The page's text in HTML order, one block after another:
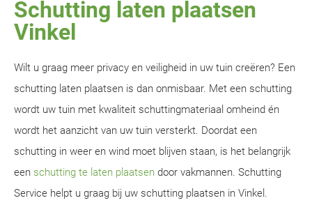
Schutting laten plaatsen
Vinkel
Wilt u graag meer privacy en veiligheid in uw tuin creëren? Een
schutting laten plaatsen is dan onmisbaar. Met een schutting
wordt uw tuin met kwaliteit schuttingmateriaal omheind én
wordt het aanzicht van uw tuin versterkt. Doordat een
schutting in weer en wind moet blijven staan, is het belangrijk
een schutting te laten plaatsen door vakmannen. Schutting
Service helpt u graag bij uw schutting plaatsen in Vinkel.